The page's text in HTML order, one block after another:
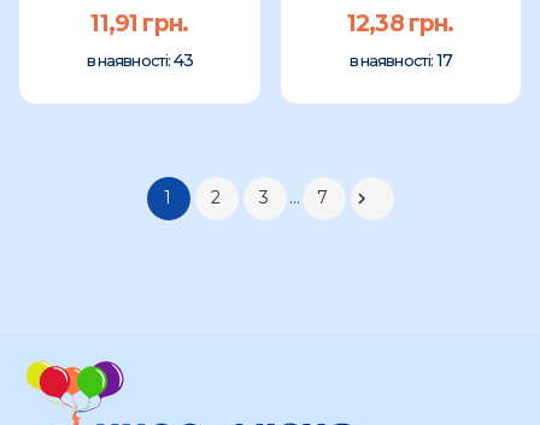
11,91 грн.
в наявності: 43
12,38 грн.
в наявності: 17
1 2 3 … 7 